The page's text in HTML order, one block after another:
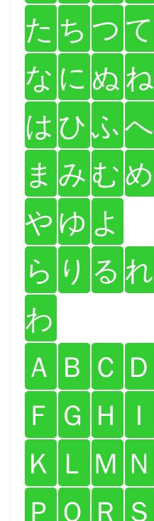
た ち つ て
な に ぬ ね
は ひふへ
ま み むめ
や ゆ よ
ら り る れ
わ
Ａ Ｂ Ｃ Ｄ
Ｆ Ｇ Ｈ Ｉ
Ｋ Ｌ Ｍ Ｎ
Ｐ Ｑ Ｒ Ｓ